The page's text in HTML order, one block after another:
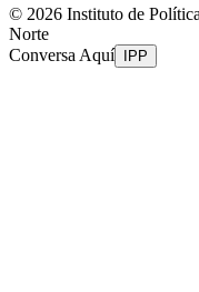
© 2026 Instituto de
Norte
Conversa Aquí
IPP